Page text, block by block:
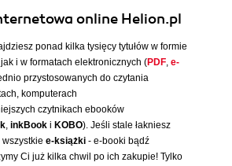
online Helion.pl
ponad kilka tysięcy tytułów w formie
i w formatach elektronicznych (PDF, e-
przystosowanych do czytania
komputerach
czytnikach ebooków
, inkBook i KOBO). Jeśli stale łakniesz
e-książki - e-booki bądź
Ci już kilka chwil po ich zakupie! Tylko